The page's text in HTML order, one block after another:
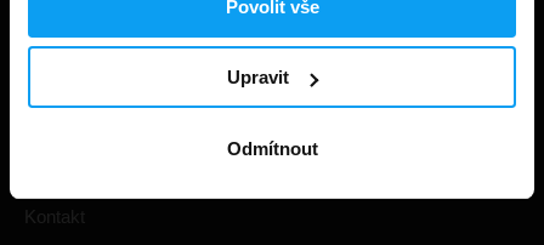
Povolit vše
Upravit
Odmítnout
Prohlášení o cookies
Kontakt